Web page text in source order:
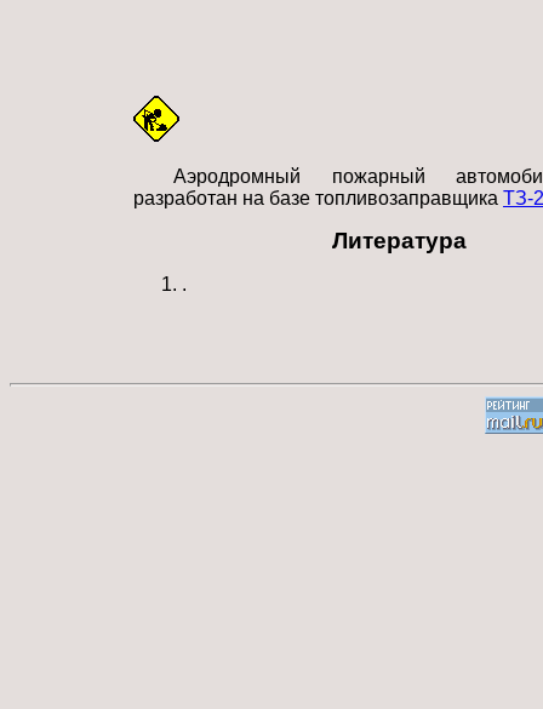
Аэродромный пожарный
разработан на базе топливозаправщика ТЗ-
Литература
.